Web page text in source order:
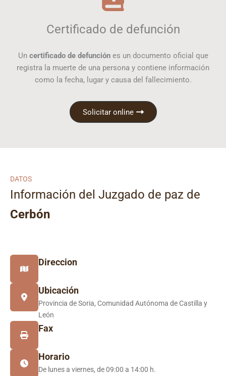
Certificado de defunción
Un certificado de defunciónes un documento oficial que
registra la muerte de una persona y contiene información
como la fecha, lugar y causa del fallecimiento.
Solicitar online
DATOS
Información del Juzgado de paz de
Cerbón
Direccion
Ubicación
Provincia de Soria, Comunidad Autónoma de Castilla y
León
Fax
Horario
De lunes a viernes, de 09:00 a 14:00 h.